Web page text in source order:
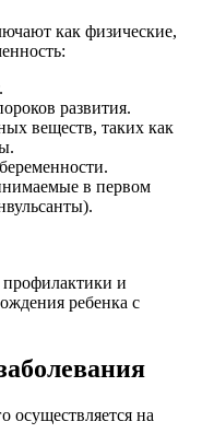
как физические,
развития.
веществ, таких как
в первом
и
ребенка с
осуществляется на